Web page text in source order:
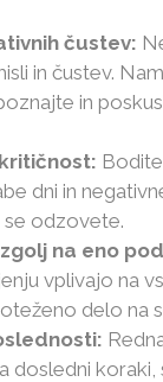
čustev:
in čustev.
in
dni in
odzovete.
na eno
vplivajo na
delo na
dosledni